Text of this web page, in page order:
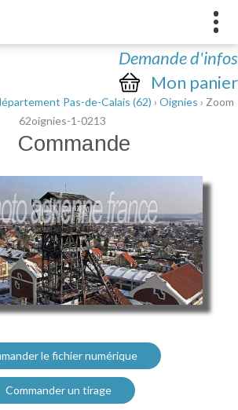
Demande d'infos
Mon panier
Pas-de-Calais (62) › Oignies › Zoom
62oignies-1-0213
Commande
le fichier numérique
Commander un tirage